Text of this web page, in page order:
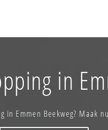
in
in Emmen Beekweg? Maak